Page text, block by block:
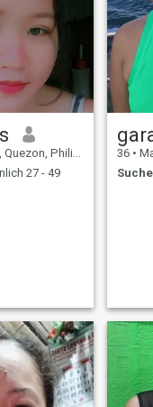
Philippinen
27 - 49
36 •